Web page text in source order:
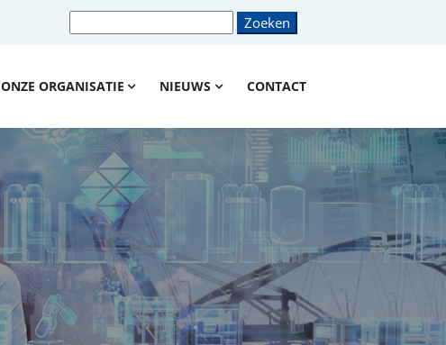
ONZE ORGANISATIE NIEUWS CONTACT